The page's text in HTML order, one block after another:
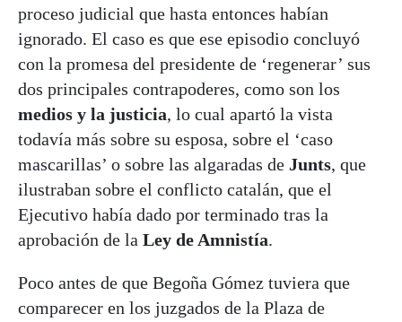
proceso judicial que hasta entonces habían
ignorado. El caso es que ese episodio concluyó
con la promesa del presidente de ‘regenerar’ sus
dos principales contrapoderes, como son los
medios y la justicia, lo cual apartó la vista
todavía más sobre su esposa, sobre el ‘caso
mascarillas’ o sobre las algaradas de Junts, que
ilustraban sobre el conflicto catalán, que el
Ejecutivo había dado por terminado tras la
aprobación de la Ley de Amnistía.
Poco antes de que Begoña Gómez tuviera que
comparecer en los juzgados de la Plaza de